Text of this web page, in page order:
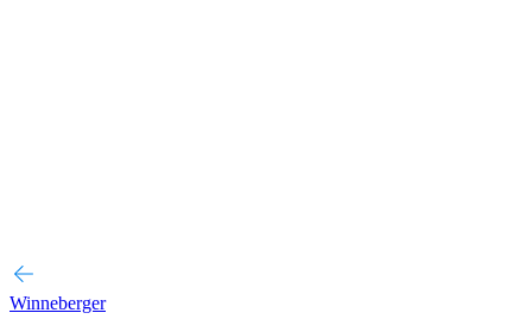
Winneberger